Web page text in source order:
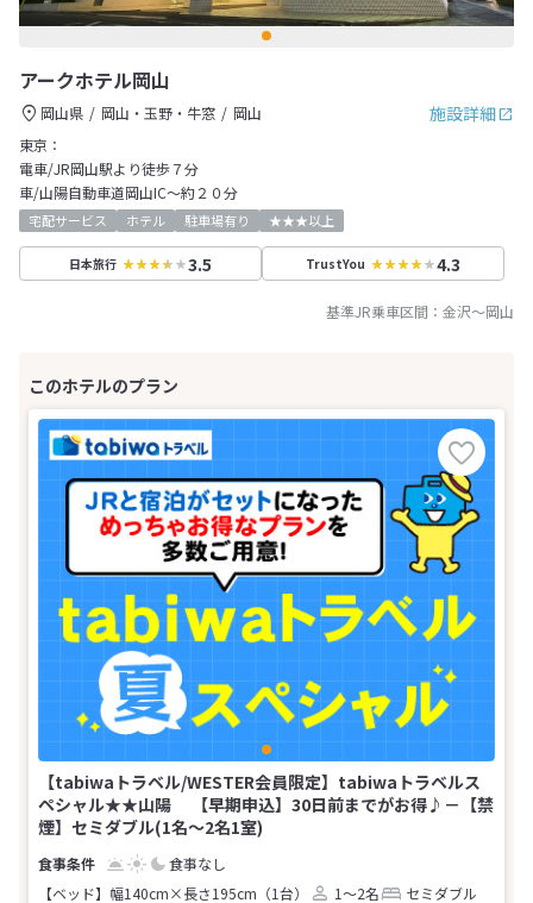
アークホテル岡山
施設詳細
岡山県 岡山・玉野・牛窓
岡山
東京：
電車/JR岡山駅より徒歩７分
車/山陽自動車道岡山IC～約２０分
宅配サービス ホテル 駐車場有り ★★★以上
日本旅行 3.5 TrustYou 4.3
基準JR乗車区間： 金沢～岡山
【tabiwaトラベル/WESTER会員限定】tabiwaトラベルス
ペシャル★★山陽 【早期申込】30日前までがお得♪－【禁
煙】セミダブル(1名～2名1室)
食事なし
【ベッド】幅140cm×長さ195cm（1台）
1～2名
セミダブル